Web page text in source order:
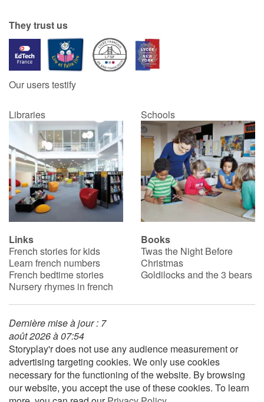
They trust us
Our users testify
Libraries Schools
Links
French stories for kids
Learn french numbers
French bedtime stories
Nursery rhymes in french
Books
Twas the Night Before
Christmas
Goldilocks and the 3 bears
Dernière mise à jour : 7
août 2026 à 07:54
Storyplay'r does not use any audience measurement or
advertising targeting cookies. We only use cookies
necessary for the functioning of the website. By browsing
our website, you accept the use of these cookies. To learn